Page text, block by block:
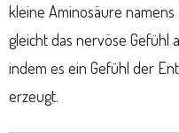
kleine Aminosäure
gleicht das nervöse Gefühl
indem es ein Gefühl der
erzeugt.